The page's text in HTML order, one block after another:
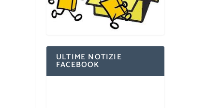
ULTIME NOTIZIE
FACEBOOK